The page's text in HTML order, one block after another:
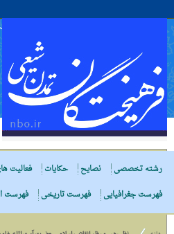
رشته تخصصی
نصایح حکایات فعالیت
فهرست جغرافیایی
فهرست تاریخی فهرست